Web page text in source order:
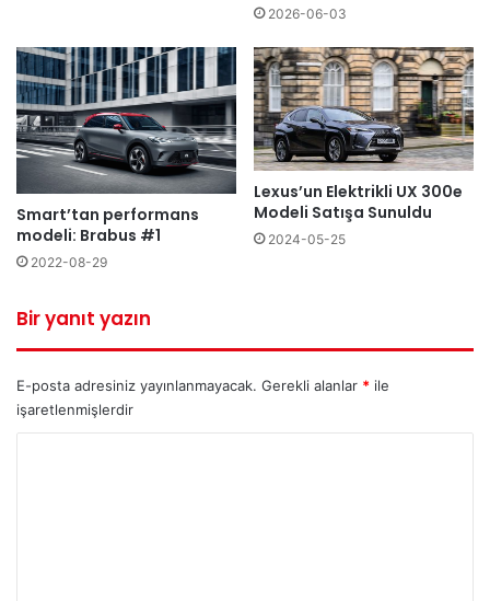
2026-06-03
Smart’tan performans
modeli: Brabus #1
2022-08-29
Lexus’un Elektrikli UX 300e
Modeli Satışa Sunuldu
2024-05-25
Bir yanıt yazın
E-posta adresiniz yayınlanmayacak. Gerekli alanlar * ile
işaretlenmişlerdir